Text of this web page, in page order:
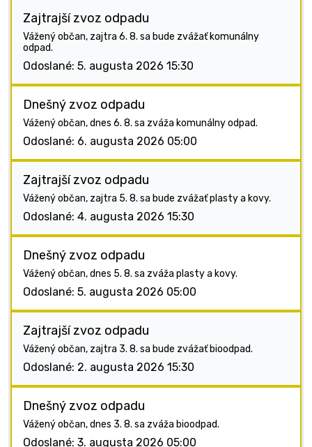
Zajtrajší zvoz odpadu
Vážený občan, zajtra 6. 8. sa bude zvážať komunálny
odpad.
Odoslané: 5. augusta 2026 15:30
Dnešný zvoz odpadu
Vážený občan, dnes 6. 8. sa zváža komunálny odpad.
Odoslané: 6. augusta 2026 05:00
Zajtrajší zvoz odpadu
Vážený občan, zajtra 5. 8. sa bude zvážať plasty a kovy.
Odoslané: 4. augusta 2026 15:30
Dnešný zvoz odpadu
Vážený občan, dnes 5. 8. sa zváža plasty a kovy.
Odoslané: 5. augusta 2026 05:00
Zajtrajší zvoz odpadu
Vážený občan, zajtra 3. 8. sa bude zvážať bioodpad.
Odoslané: 2. augusta 2026 15:30
Dnešný zvoz odpadu
Vážený občan, dnes 3. 8. sa zváža bioodpad.
Odoslané: 3. augusta 2026 05:00